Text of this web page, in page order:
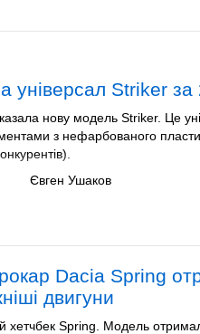
універсал Striker
нову модель Striker. Це
з нефарбованого
Євген Ушаков
Dacia Spring
двигуни
хетчбек Spring. Модель